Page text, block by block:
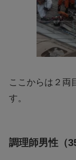
ここからは２両
す。
調理師男性（